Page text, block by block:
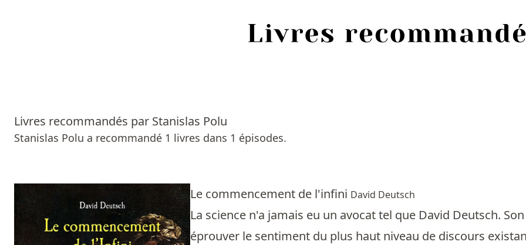
Livres recommandés par Stanislas Polu
Stanislas Polu a recommandé 1 livres dans 1 épisodes.
Le commencement de l'infini David Deutsch
La science n'a jamais eu un avocat tel que David Deutsch.
éprouver le sentiment du plus haut niveau de discours
Sources
Livres
Livres les plus recommandés